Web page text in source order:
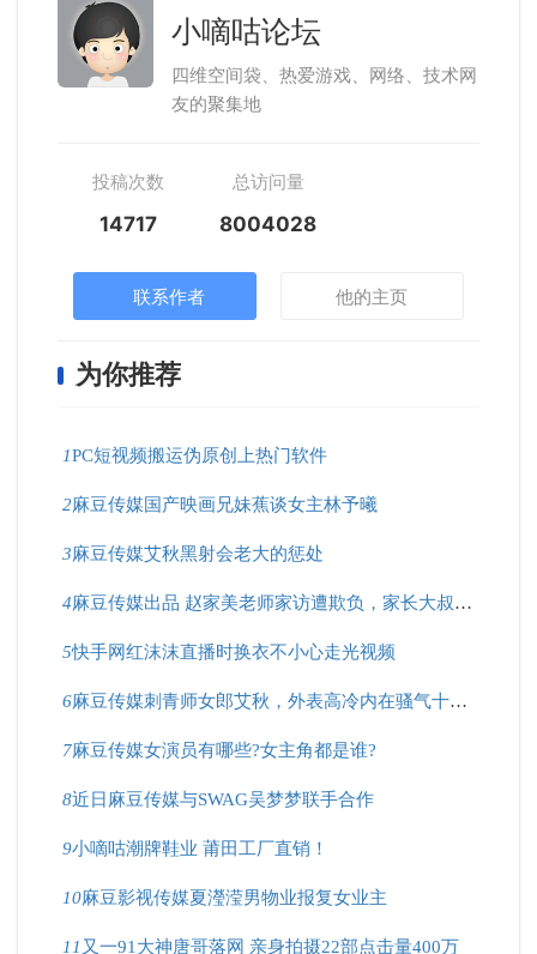
小嘀咕论坛
四维空间袋、热爱游戏、网络、技术网
友的聚集地
投稿次数 总访问量
14717 8004028
联系作者 他的主页
为你推荐
1PC短视频搬运伪原创上热门软件
2麻豆传媒国产映画兄妹蕉谈女主林予曦
3麻豆传媒艾秋黑射会老大的惩处
4麻豆传媒出品 赵家美老师家访遭欺负，家长大叔好凶猛！
5快手网红沫沫直播时换衣不小心走光视频
6麻豆传媒刺青师女郎艾秋，外表高冷内在骚气十足？
7麻豆传媒女演员有哪些?女主角都是谁?
8近日麻豆传媒与SWAG吴梦梦联手合作
9小嘀咕潮牌鞋业 莆田工厂直销！
10麻豆影视传媒夏瀅滢男物业报复女业主
11 又一91大神唐哥落网 亲身拍摄22部点击量400万